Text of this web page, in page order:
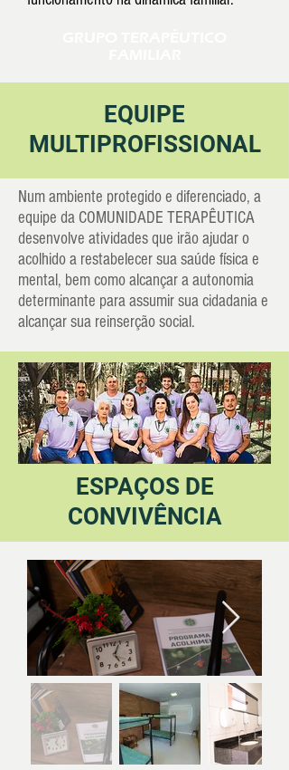
EQUIPE
MULTIPROFISSIONAL
Num ambiente protegido e diferenciado, a
equipe da COMUNIDADE TERAPÊUTICA
desenvolve atividades que irão ajudar o
acolhido a restabelecer sua saúde física e
mental, bem como alcançar a autonomia
determinante para assumir sua cidadania e
alcançar sua reinserção social.
ESPAÇOS DE
CONVIVÊNCIA